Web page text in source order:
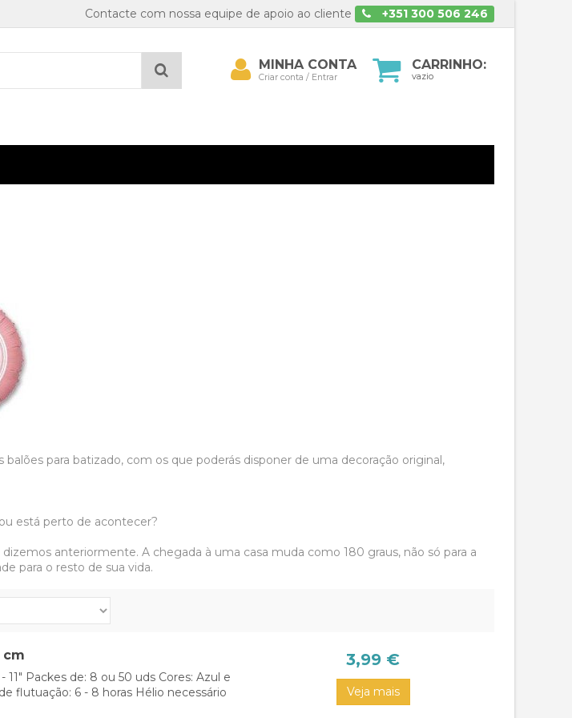
Contacte com nossa equipe de apoio ao cliente +351 300 506 246
CARRINHO:
vazio
Pesquisar
Minha
conta
MINHA CONTA
Criar conta / Entrar
para batizado, com os que poderás disponer de uma decoração original,
está perto de acontecer?
anteriormente. A chegada à uma casa muda como 180 graus, não só para a
para o resto de sua vida.
por todos os lugares do mundo. Por esse motivo, temos que dar um especial
rodeado das pessoas mais chegadas em algum lugar próximo a celebração,
dependendo do tipo da celebração, mas em geral a todos nos preocupam as
cm
Packes de: 8 ou 50 uds Cores: Azul e
flutuação: 6 - 8 horas Hélio necessário
3,99 €
Veja mais